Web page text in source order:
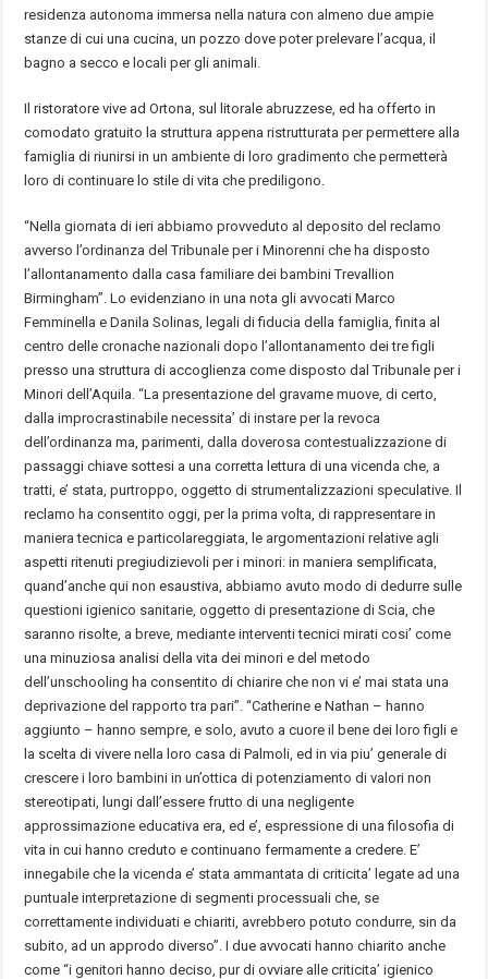
residenza autonoma immersa nella natura con almeno due ampie
stanze di cui una cucina, un pozzo dove poter prelevare l’acqua, il
bagno a secco e locali per gli animali.
Il ristoratore vive ad Ortona, sul litorale abruzzese, ed ha offerto in
comodato gratuito la struttura appena ristrutturata per permettere alla
famiglia di riunirsi in un ambiente di loro gradimento che permetterà
loro di continuare lo stile di vita che prediligono.
“Nella giornata di ieri abbiamo provveduto al deposito del reclamo
avverso l’ordinanza del Tribunale per i Minorenni che ha disposto
l’allontanamento dalla casa familiare dei bambini Trevallion
Birmingham”. Lo evidenziano in una nota gli avvocati Marco
Femminella e Danila Solinas, legali di fiducia della famiglia, finita al
centro delle cronache nazionali dopo l’allontanamento dei tre figli
presso una struttura di accoglienza come disposto dal Tribunale per i
Minori dell’Aquila. “La presentazione del gravame muove, di certo,
dalla improcrastinabile necessita’ di instare per la revoca
dell’ordinanza ma, parimenti, dalla doverosa contestualizzazione di
passaggi chiave sottesi a una corretta lettura di una vicenda che, a
tratti, e’ stata, purtroppo, oggetto di strumentalizzazioni speculative. Il
reclamo ha consentito oggi, per la prima volta, di rappresentare in
maniera tecnica e particolareggiata, le argomentazioni relative agli
aspetti ritenuti pregiudizievoli per i minori: in maniera semplificata,
quand’anche qui non esaustiva, abbiamo avuto modo di dedurre sulle
questioni igienico sanitarie, oggetto di presentazione di Scia, che
saranno risolte, a breve, mediante interventi tecnici mirati cosi’ come
una minuziosa analisi della vita dei minori e del metodo
dell’unschooling ha consentito di chiarire che non vi e’ mai stata una
deprivazione del rapporto tra pari”. “Catherine e Nathan – hanno
aggiunto – hanno sempre, e solo, avuto a cuore il bene dei loro figli e
la scelta di vivere nella loro casa di Palmoli, ed in via piu’ generale di
crescere i loro bambini in un’ottica di potenziamento di valori non
stereotipati, lungi dall’essere frutto di una negligente
approssimazione educativa era, ed e’, espressione di una filosofia di
vita in cui hanno creduto e continuano fermamente a credere. E’
innegabile che la vicenda e’ stata ammantata di criticita’ legate ad una
puntuale interpretazione di segmenti processuali che, se
correttamente individuati e chiariti, avrebbero potuto condurre, sin da
subito, ad un approdo diverso”. I due avvocati hanno chiarito anche
come “i genitori hanno deciso, pur di ovviare alle criticita’ igienico